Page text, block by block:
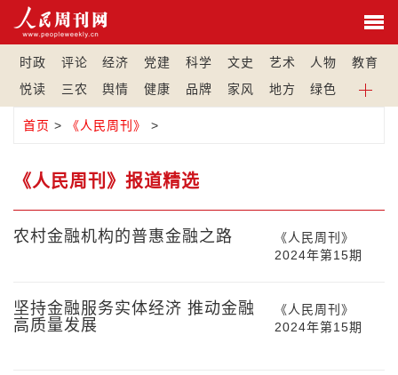
时政 评论 经济 党建 科学 文史 艺术 人物
教育
悦读
三农 舆情 健康 品牌 家风 地方 绿色
首页 > 《人民周刊》 >
《人民周刊》报道精选
农村金融机构的普惠金融之路
《人民周刊》
2024年第15期
坚持金融服务实体经济 推动金融
高质量发展
《人民周刊》
2024年第15期